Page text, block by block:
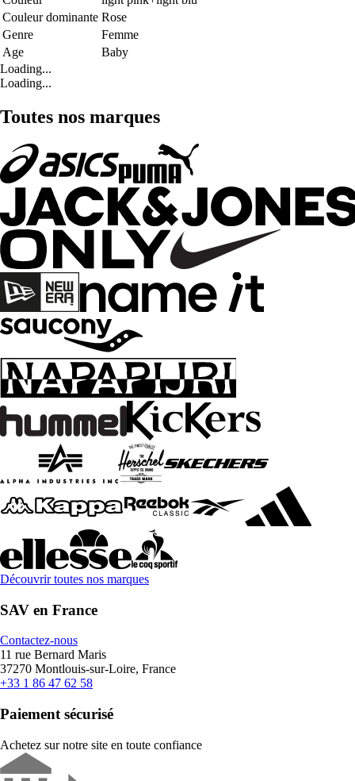
Couleur dominante Rose
Genre
Femme
Age
Baby
Loading...
Loading...
Toutes nos marques
Découvrir toutes nos marques
SAV en France
Contactez-nous
11 rue Bernard Maris
37270 Montlouis-sur-Loire, France
+33 1 86 47 62 58
Paiement sécurisé
Achetez sur notre site en toute confiance